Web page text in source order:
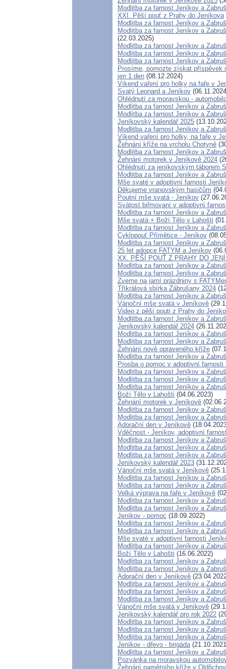
Modlitba za farnost Jeníkov a
XXI. Pěší pouť z Prahy do Jeníkova
Modlitba za farnost Jeníkov a
Modlitba za farnost Jeníkov a
(22.03.2025)
Modlitba za farnost Jeníkov a
Modlitba za farnost Jeníkov a
Modlitba za farnost Jeníkov a
Prosíme, pomozte získat příspěvek
jen 1 den (08.12.2024)
Víkend vaření pro holky na faře v
Svatý Leonard a Jeníkov
Ohlédnutí za moravskou -
Modlitba za farnost Jeníkov a
Modlitba za farnost Jeníkov a
Jeníkovský kalendář 2025
Modlitba za farnost Jeníkov a
Víkend vaření pro holky, na faře v
Žehnání kříže na vrcholu Chotyně
Modlitba za farnost Jeníkov a
Žehnání motorek v Jeníkově 2024
Ohlédnutí za jeníkovským táborem
Modlitba za farnost Jeníkov a
Mše svaté v adoptivní farnosti
Děkujeme vranovským hasičům
Poutní mše svatá - Jeníkov
Svátost biřmovaní v adoptivní
Modlitba za farnost Jeníkov a
Mše svatá + Boží Tělo v Lahošti
Modlitba za farnost Jeníkov a
Cyklopouť Přímětice - Jeníkov
Modlitba za farnost Jeníkov a
25 let adopce FATYM a Jeníkov
XX. PĚŠÍ POUŤ Z PRAHY DO
Modlitba za farnost Jeníkov a
Modlitba za farnost Jeníkov a
Zveme na jarní prázdniny s
Tříkrálová sbírka Zábrušany 2024
Modlitba za farnost Jeníkov a
Vánoční mše svatá v Jeníkově
Video z pěší pouti z Prahy do
Modlitba za farnost Jeníkov a
Jeníkovský kalendář 2024
Modlitba za farnost Jeníkov a
Modlitba za farnost Jeníkov a
Žehnání nově opraveného kříže
Modlitba za farnost Jeníkov a
Prosba o pomoc v adoptivní farnosti
Modlitba za farnost Jeníkov a
Modlitba za farnost Jeníkov a
Modlitba za farnost Jeníkov a
Boží Tělo v Lahošti (04.06.2023)
Žehnání motorek v Jeníkově
Modlitba za farnost Jeníkov a
Modlitba za farnost Jeníkov a
Adorační den v Jeníkově
Vděčnost - Jeníkov, adoptivní
Modlitba za farnost Jeníkov a
Modlitba za farnost Jeníkov a
Modlitba za farnost Jeníkov a
Jeníkovský kalendář 2023
Vánoční mše svatá v Jeníkově
Modlitba za farnost Jeníkov a
Modlitba za farnost Jeníkov a
Velká výprava na faře v Jeníkově
Modlitba za farnost Jeníkov a
Modlitba za farnost Jeníkov a
Jeníkov - pomoc (18.09.2022)
Modlitba za farnost Jeníkov a
Modlitba za farnost Jeníkov a
Mše svaté v adoptivní farnosti
Modlitba za farnost Jeníkov a
Boží Tělo v Lahošti (16.06.2022)
Modlitba za farnost Jeníkov a
Modlitba za farnost Jeníkov a
Adorační den v Jeníkově
Modlitba za farnost Jeníkov a
Modlitba za farnost Jeníkov a
Modlitba za farnost Jeníkov a
Vánoční mše svatá v Jeníkově
Jeníkovský kalendář pro rok 2022
Modlitba za farnost Jeníkov a
Modlitba za farnost Jeníkov a
Modlitba za farnost Jeníkov a
Jeníkov - dřevo - brigáda
Modlitba za farnost Jeníkov a
Pozvánka na moravskou
Žehnání pamětního kříže v